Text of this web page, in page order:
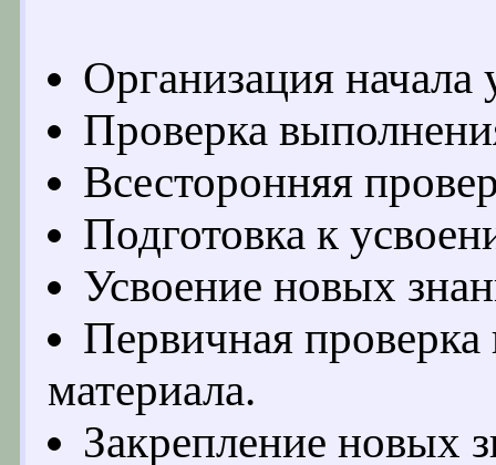
Организация начала
Проверка
Всесторонняя
Подготовка к
Усвоение новых
Первичная
материала.
Закрепление новых